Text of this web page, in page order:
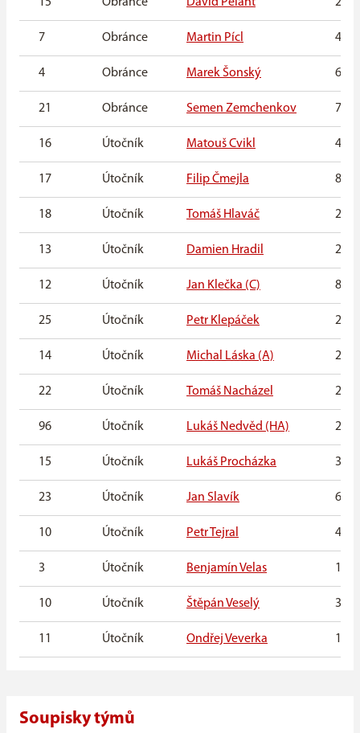
7 Obránce Martin Pícl 4. 7.
4 Obránce Marek Šonský 6. 3.
21 Obránce Semen Zemchenkov 7. 5.
16 Útočník Matouš Cvikl 4. 9.
17 Útočník Filip Čmejla 8.
18 Útočník Tomáš Hlaváč 23.
13 Útočník Damien Hradil 23.
12 Útočník Jan Klečka (C) 8.
25 Útočník Petr Klepáček 2. 8.
14 Útočník Michal Láska (A) 23.
22 Útočník Tomáš Nacházel 22.
96 Útočník Lukáš Nedvěd (HA) 28.
15 Útočník Lukáš Procházka 31.
23 Útočník Jan Slavík 6.
10 Útočník Petr Tejral 4. 1.
3 Útočník Benjamín Velas 16.
10 Útočník Štěpán Veselý 3. 4.
11 Útočník Ondřej Veverka 19.
Soupisky týmů